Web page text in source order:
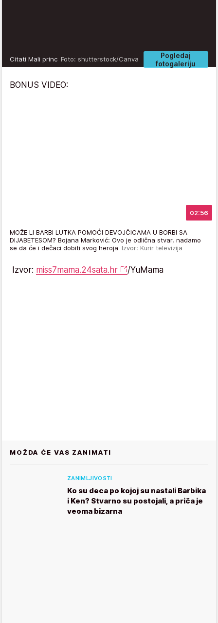
Pogledaj
fotogaleriju
Citati Mali princ Foto: shutterstock/Canva
BONUS VIDEO:
02:56
MOŽE LI BARBI LUTKA POMOĆI DEVOJČICAMA U BORBI SA
DIJABETESOM? Bojana Marković: Ovo je odlična stvar, nadamo
se da će i dečaci dobiti svog heroja Izvor: Kurir televizija
Izvor: miss7mama.24sata.hr /YuMama
MOŽDA ĆE VAS ZANIMATI
ZANIMLJIVOSTI
Ko su deca po kojoj su nastali Barbika
i Ken? Stvarno su postojali, a priča je
veoma bizarna